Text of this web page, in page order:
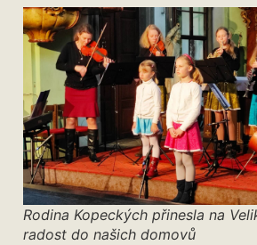
Rodina Kopeckých přinesla na
radost do našich domovů